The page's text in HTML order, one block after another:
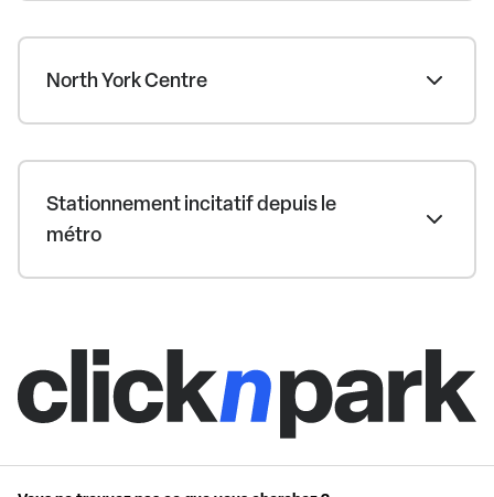
North York Centre
Stationnement incitatif depuis le
métro